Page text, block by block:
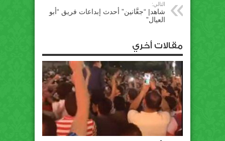
التالي:
شاهد| “جعَّانين” أحدث إبداعات فريق “أبو
العيال”
مقالات أخري